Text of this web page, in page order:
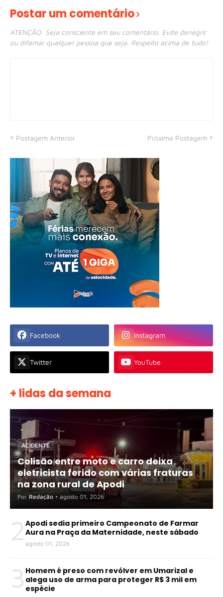
Postar um comentário
ATENÇÃO: Seja consciente em seu comentário. Evite denegrir
ou difamar qualquer pessoa que seja. Respeito acima de tudo!
Postagem Anterior Próxima Postagem
Facebook Instagram
Twitter YouTube
+ lidas da semana
ACIDENTE
Colisão entre moto e carro deixa
eletricista ferido com várias fraturas
na zona rural de Apodi
Por Redação • agosto 01, 2026
2 Apodi sedia primeiro Campeonato de Farmar
Aura na Praça da Maternidade, neste sábado
agosto 01, 2026
3 Homem é preso com revólver em Umarizal e
alega uso de arma para proteger R$ 3 mil em
espécie